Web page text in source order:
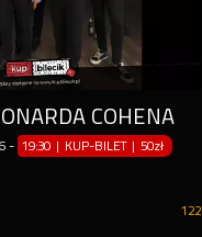
COHENA
- 19:30 | KUP-BILET | 50zł
122